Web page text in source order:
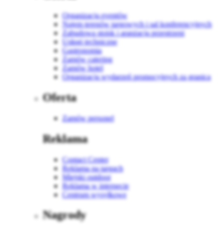
Organizacja eventów
Najem terenów targowych i sal konferencyjnych
Zabudowa stoisk i aranżacja przestrzeni
Usługi techniczne
Gastronomia
Zamów catering
Zamów hotel
Organizacja wydarzeń promocyjnych za granicą
Oferta
Zamów personel
Reklama
Contact Center
Reklama na targach
Miejski outdoor
Reklama w internecie
Centrum wysyłkowe
Nagrody